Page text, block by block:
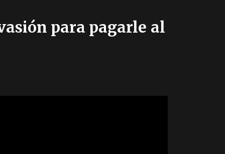
para pagarle al